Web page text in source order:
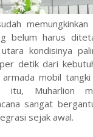
memungkinkan
belum harus
kondisinya
detik dari
mobil tangki
itu, Muharlion
sangat
sejak awal.